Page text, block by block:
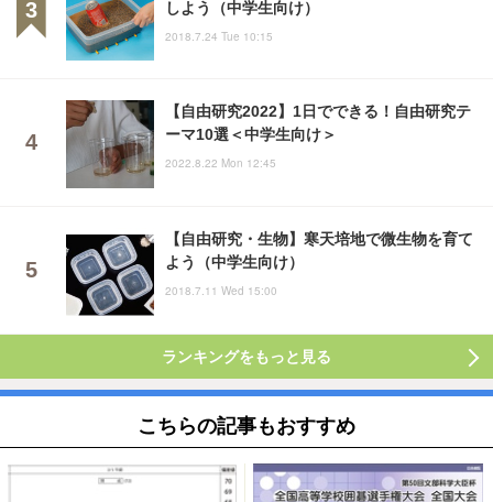
しよう（中学生向け）
2018.7.24 Tue 10:15
【自由研究2022】1日でできる！自由研究テ
ーマ10選＜中学生向け＞
2022.8.22 Mon 12:45
【自由研究・生物】寒天培地で微生物を育て
よう（中学生向け）
2018.7.11 Wed 15:00
ランキングをもっと見る
こちらの記事もおすすめ